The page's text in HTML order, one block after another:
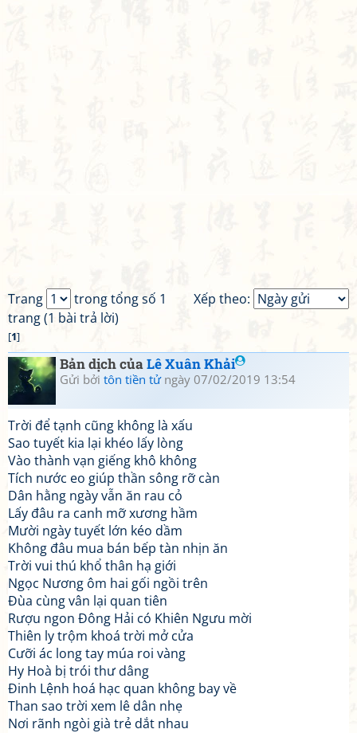
Xếp theo:
Trang
trong tổng số 1
trang (1 bài trả lời)
[1]
Bản dịch củaLê Xuân Khải
Gửi bởi tôn tiền tửngày 07/02/2019 13:54
Trời để tạnh cũng không là xấu
Sao tuyết kia lại khéo lấy lòng
Vào thành vạn giếng khô không
Tích nước eo giúp thần sông rỡ càn
Dân hằng ngày vẫn ăn rau cỏ
Lấy đâu ra canh mỡ xương hầm
Mười ngày tuyết lớn kéo dầm
Không đâu mua bán bếp tàn nhịn ăn
Trời vui thú khổ thân hạ giới
Ngọc Nương ôm hai gối ngồi trên
Đùa cùng vân lại quan tiên
Rượu ngon Đông Hải có Khiên Ngưu mời
Thiên ly trộm khoá trời mở cửa
Cưỡi ác long tay múa roi vàng
Hy Hoà bị trói thư dâng
Đinh Lệnh hoá hạc quan không bay về
Than sao trời xem lê dân nhẹ
Nơi rãnh ngòi già trẻ dắt nhau